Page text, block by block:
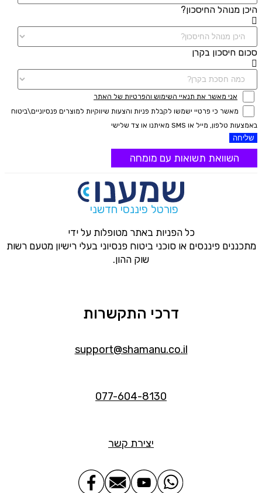
היכן מנוהל החיסכון?
סכום חיסכון בקרן
אני מאשר את תנאיי השימוש והפרטיות של האתר
מאשר כי פרטיי ישמשו לקבלת פניות והצעות שיווקיות למוצרים פנסיוניים\ביטוח
באמצעות טלפון, מייל או SMS מאיתנו או צד שלישי
שליחה
השוואת תשואות עם מומחה
פורטל פיננסי חדשני
כל הפניות באתר מטופלות על ידי
מתכננים פיננסים או סוכני ביטוח פנסיוני בעלי רישיון מטעם רשות
שוק ההון.
דרכי התקשרות
support@shamanu.co.il
077-604-8130
יצירת קשר